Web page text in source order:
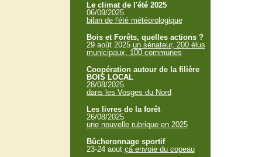
Le climat de l'été 2025
06/09/2025
bilan de l'été météorologique
Bois et Forêts, quelles actions ?
29 août 2025 un sénateur, 200 élus
municipaux, 100 communes
Coopération autour de la filière
BOIS LOCAL
28/08/2025
dans les Vosges du Nord
Les livres de la forêt
26/08/2025
une nouvelle rubrique en 2025
Bûcheronnage sportif
23-24 aout çà envoie du copeau